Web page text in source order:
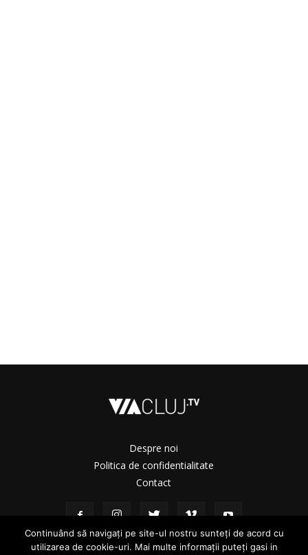
Despre noi
Politica de confidentialitate
Contact
Continuând să navigați pe site-ul nostru sunteți de acord cu
utilizarea de cookie-uri. Mai multe informații puteți gasi in